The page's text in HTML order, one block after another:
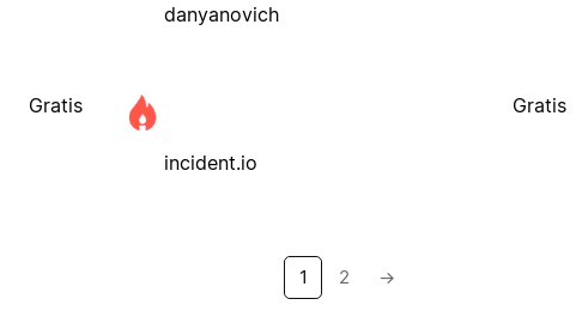
danyanovich
Gratis
incident.io
Gratis
1 2 →